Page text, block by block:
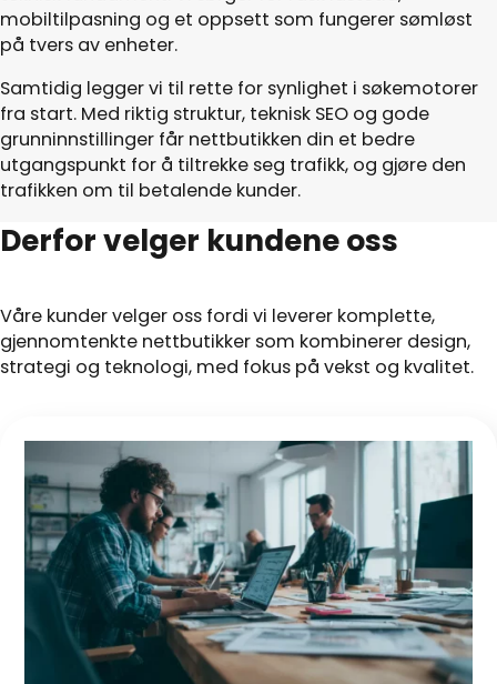
mobiltilpasning og et oppsett som fungerer sømløst
på tvers av enheter.
Samtidig legger vi til rette for synlighet i søkemotorer
fra start. Med riktig struktur, teknisk SEO og gode
grunninnstillinger får nettbutikken din et bedre
utgangspunkt for å tiltrekke seg trafikk, og gjøre den
trafikken om til betalende kunder.
Derfor velger kundene oss
Våre kunder velger oss fordi vi leverer komplette,
gjennomtenkte nettbutikker som kombinerer design,
strategi og teknologi, med fokus på vekst og kvalitet.